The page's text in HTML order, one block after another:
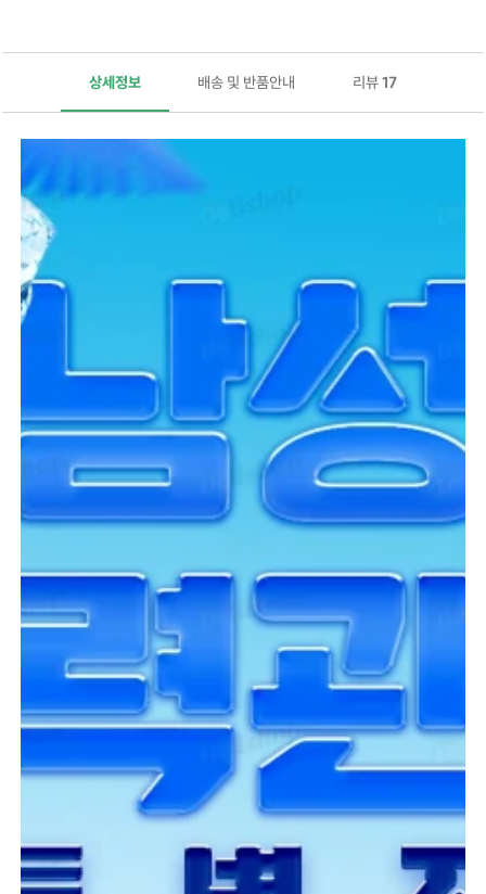
상세정보 배송 및 반품안내 리뷰17